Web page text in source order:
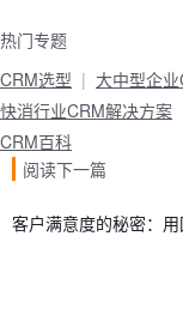
热门专题
CRM选型
大中型企
快消行业CRM解决方案
CRM百科
阅读下一篇
客户满意度的秘密：